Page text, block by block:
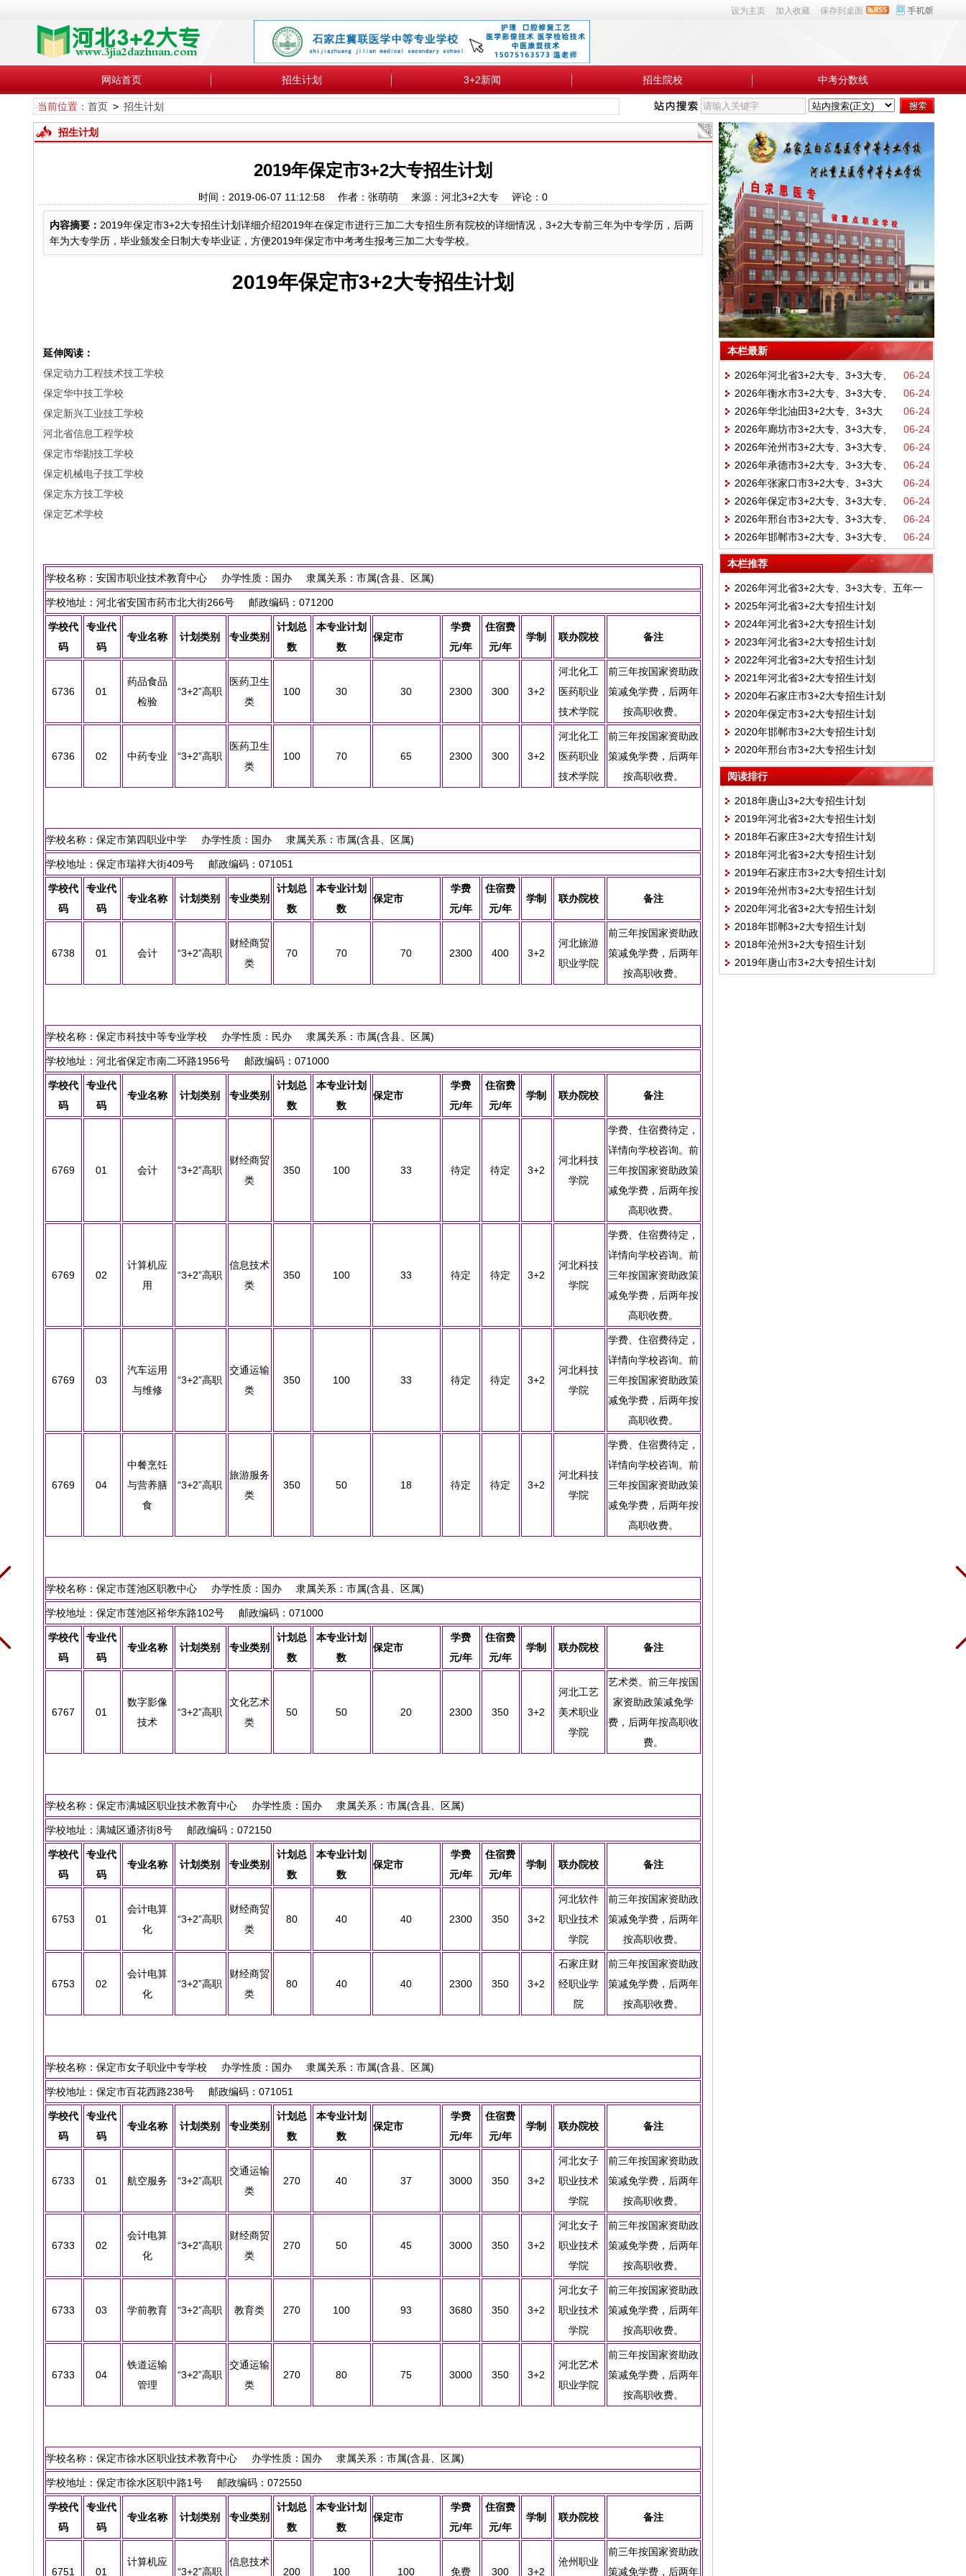
设为主页 加入收藏 保存到桌面
网站首页 招生计划 3+2新闻 招生院校 中考分数线
当前位置： 首页> 招生计划
招生计划
2019年保定市3+2大专招生计划
时间：2019-06-07 11:12:58 作者：张萌萌 来源：河北3+2大专 评论： 0
内容摘要： 2019年保定市3+2大专招生计划详细介绍2019年在保定市进行三加二大专招生所有院校的详细情况，3+2大专前三年为中专学历，后两
年为大专学历，毕业颁发全日制大专毕业证，方便2019年保定市中考考生报考三加二大专学校。
2019年保定市3+2大专招生计划
延伸阅读：
保定动力工程技术技工学校
保定华中技工学校
保定新兴工业技工学校
河北省信息工程学校
保定市华勘技工学校
保定机械电子技工学校
保定东方技工学校
保定艺术学校
学校名称：安国市职业技术教育中心 办学性质：国办 隶属关系：市属(含县、区属)
学校地址：河北省安国市药市北大街266号 邮政编码：071200
学校代
码
专业代
码
专业名称 计划类别 专业类别
计划总
数
本专业计划
数
保定市
学费
元/年
住宿费
元/年
学制 联办院校 备注
6736 01
药品食品
检验
“3+2”高职
医药卫生
类
100 30 30 2300 300 3+2
河北化工
医药职业
技术学院
前三年按国家资助政
策减免学费，后两年
按高职收费。
6736 02 中药专业 “3+2”高职
医药卫生
类
100 70 65 2300 300 3+2
河北化工
医药职业
技术学院
前三年按国家资助政
策减免学费，后两年
按高职收费。
学校名称：保定市第四职业中学 办学性质：国办 隶属关系：市属(含县、区属)
学校地址：保定市瑞祥大街409号 邮政编码：071051
学校代
码
专业代
码
专业名称 计划类别 专业类别
计划总
数
本专业计划
数
保定市
学费
元/年
住宿费
元/年
学制 联办院校 备注
6738 01 会计 “3+2”高职
财经商贸
类
70 70 70 2300 400 3+2
河北旅游
职业学院
前三年按国家资助政
策减免学费，后两年
按高职收费。
学校名称：保定市科技中等专业学校 办学性质：民办 隶属关系：市属(含县、区属)
学校地址：河北省保定市南二环路1956号 邮政编码：071000
学校代
码
专业代
码
专业名称 计划类别 专业类别
计划总
数
本专业计划
数
保定市
学费
元/年
住宿费
元/年
学制 联办院校 备注
6769 01 会计 “3+2”高职
财经商贸
类
350 100 33 待定 待定 3+2
河北科技
学院
学费、住宿费待定，
详情向学校咨询。前
三年按国家资助政策
减免学费，后两年按
高职收费。
6769 02
计算机应
用
“3+2”高职
信息技术
类
350 100 33 待定 待定 3+2
河北科技
学院
学费、住宿费待定，
详情向学校咨询。前
三年按国家资助政策
减免学费，后两年按
高职收费。
6769 03
汽车运用
与维修
“3+2”高职
交通运输
类
350 100 33 待定 待定 3+2
河北科技
学院
学费、住宿费待定，
详情向学校咨询。前
三年按国家资助政策
减免学费，后两年按
高职收费。
6769 04
中餐烹饪
与营养膳
食
“3+2”高职
旅游服务
类
350 50 18 待定 待定 3+2
河北科技
学院
学费、住宿费待定，
详情向学校咨询。前
三年按国家资助政策
减免学费，后两年按
高职收费。
学校名称：保定市莲池区职教中心 办学性质：国办 隶属关系：市属(含县、区属)
学校地址：保定市莲池区裕华东路102号 邮政编码：071000
学校代
码
专业代
码
专业名称 计划类别 专业类别
计划总
数
本专业计划
数
保定市
学费
元/年
住宿费
元/年
学制 联办院校 备注
6767 01
数字影像
技术
“3+2”高职
文化艺术
类
50 50 20 2300 350 3+2
河北工艺
美术职业
学院
艺术类。前三年按国
家资助政策减免学
费，后两年按高职收
费。
学校名称：保定市满城区职业技术教育中心 办学性质：国办 隶属关系：市属(含县、区属)
学校地址：满城区通济街8号 邮政编码：072150
学校代
码
专业代
码
专业名称 计划类别 专业类别
计划总
数
本专业计划
数
保定市
学费
元/年
住宿费
元/年
学制 联办院校 备注
6753 01
会计电算
化
“3+2”高职
财经商贸
类
80 40 40 2300 350 3+2
河北软件
职业技术
学院
前三年按国家资助政
策减免学费，后两年
按高职收费。
6753 02
会计电算
化
“3+2”高职
财经商贸
类
80 40 40 2300 350 3+2
石家庄财
经职业学
院
前三年按国家资助政
策减免学费，后两年
按高职收费。
学校名称：保定市女子职业中专学校 办学性质：国办 隶属关系：市属(含县、区属)
学校地址：保定市百花西路238号 邮政编码：071051
学校代
码
专业代
码
专业名称 计划类别 专业类别
计划总
数
本专业计划
数
保定市
学费
元/年
住宿费
元/年
学制 联办院校 备注
6733 01 航空服务 “3+2”高职
交通运输
类
270 40 37 3000 350 3+2
河北女子
职业技术
学院
前三年按国家资助政
策减免学费，后两年
按高职收费。
6733 02
会计电算
化
“3+2”高职
财经商贸
类
270 50 45 3000 350 3+2
河北女子
职业技术
学院
前三年按国家资助政
策减免学费，后两年
按高职收费。
6733 03 学前教育 “3+2”高职 教育类 270 100 93 3680 350 3+2
河北女子
职业技术
学院
前三年按国家资助政
策减免学费，后两年
按高职收费。
6733 04
铁道运输
管理
“3+2”高职
交通运输
类
270 80 75 3000 350 3+2
河北艺术
职业学院
前三年按国家资助政
策减免学费，后两年
按高职收费。
学校名称：保定市徐水区职业技术教育中心 办学性质：国办 隶属关系：市属(含县、区属)
学校地址：保定市徐水区职中路1号 邮政编码：072550
学校代
码
专业代
码
专业名称 计划类别 专业类别
计划总
数
本专业计划
数
保定市
学费
元/年
住宿费
元/年
学制 联办院校 备注
6751 01
计算机应
“3+2”高职
信息技术
200
100 100 免费 300 3+2
沧州职业
前三年按国家资助政
策减免学费，后两年
本栏最新
06-24
2026年河北省3+2大专、3+3大专、
五年一贯制大专、3+4本科招生计划
06-24
2026年衡水市3+2大专、3+3大专、
五年一贯制大专、3+4本科招生计划
06-24
2026年华北油田3+2大专、3+3大
专、五年一贯制大专、3+4本科招生计划06-24
2026年廊坊市3+2大专、3+3大专、
五年一贯制大专、3+4本科招生计划
06-24
2026年沧州市3+2大专、3+3大专、
五年一贯制大专、3+4本科招生计划
06-24
2026年承德市3+2大专、3+3大专、
五年一贯制大专、3+4本科招生计划
06-24
2026年张家口市3+2大专、3+3大
专、五年一贯制大专、3+4本科招生计划06-24
2026年保定市3+2大专、3+3大专、
五年一贯制大专、3+4本科招生计划
06-24
2026年邢台市3+2大专、3+3大专、
五年一贯制大专、3+4本科招生计划
06-24
2026年邯郸市3+2大专、3+3大专、
五年一贯制大专、3+4本科招生计划
本栏推荐
2026年河北省3+2大专、3+3大专、五年一
贯制大专、3+4本科招生计划
2025年河北省3+2大专招生计划
2024年河北省3+2大专招生计划
2023年河北省3+2大专招生计划
2022年河北省3+2大专招生计划
2021年河北省3+2大专招生计划
2020年石家庄市3+2大专招生计划
2020年保定市3+2大专招生计划
2020年邯郸市3+2大专招生计划
2020年邢台市3+2大专招生计划
阅读排行
2018年唐山3+2大专招生计划
2019年河北省3+2大专招生计划
2018年石家庄3+2大专招生计划
2018年河北省3+2大专招生计划
2019年石家庄市3+2大专招生计划
2019年沧州市3+2大专招生计划
2020年河北省3+2大专招生计划
2018年邯郸3+2大专招生计划
2018年沧州3+2大专招生计划
2019年唐山市3+2大专招生计划